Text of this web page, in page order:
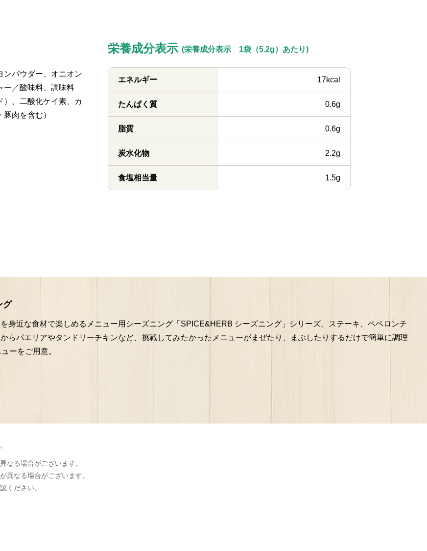
ンパウダー、オニオン
ー／酸味料、調味料
）、二酸化ケイ素、カ
肉を含む）
栄養成分表示 (栄養成分表示 1袋（5.2g）あたり)
エネルギー 17kcal
たんぱく質 0.6g
脂質 0.6g
炭水化物 2.2g
食塩相当量 1.5g
グ
身近な食材で楽しめるメニュー用シーズニング「SPICE&HERB シーズニング」シリーズ。ステーキ、ペペロンチ
らパエリアやタンドリーチキンなど、挑戦してみたかったメニューがまぜたり、まぶしたりするだけで簡単に調理
ーをご用意。
なる場合がございます。
異なる場合がございます。
ください。